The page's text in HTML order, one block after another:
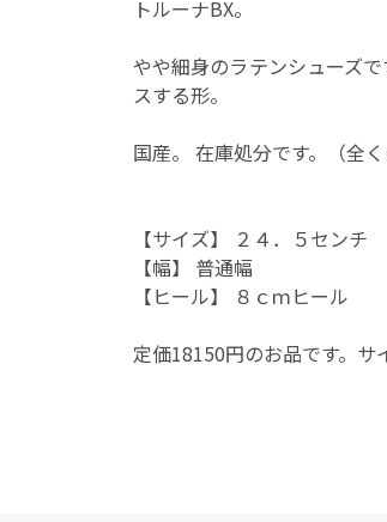
トルーナBX。
やや細身のラテンシューズ
スする形。
国産。 在庫処分です。（全く
【サイズ】 ２４．５センチ
【幅】 普通幅
【ヒール】 ８ｃｍヒール
定価18150円のお品です。サ